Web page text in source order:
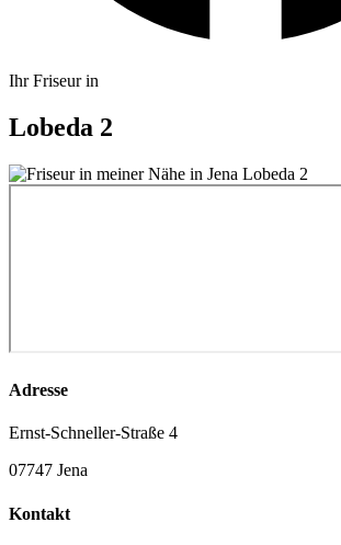
Ihr Friseur in
Lobeda 2
Adresse
Ernst-Schneller-Straße 4
07747 Jena
Kontakt